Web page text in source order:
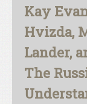
Kay
Hvizda,
Lander,
The